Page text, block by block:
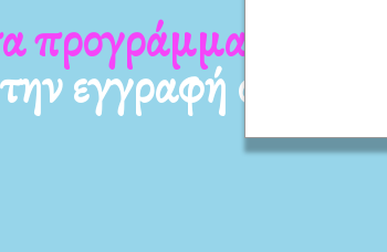
νέα μας
εγγραφή σας τώρα!